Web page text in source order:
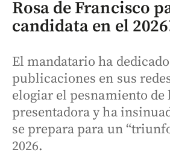
Rosa de Francisco
candidata en el
El mandatario ha
publicaciones en sus
elogiar el pesnamiento de
presentadora y ha
se prepara para un
2026.